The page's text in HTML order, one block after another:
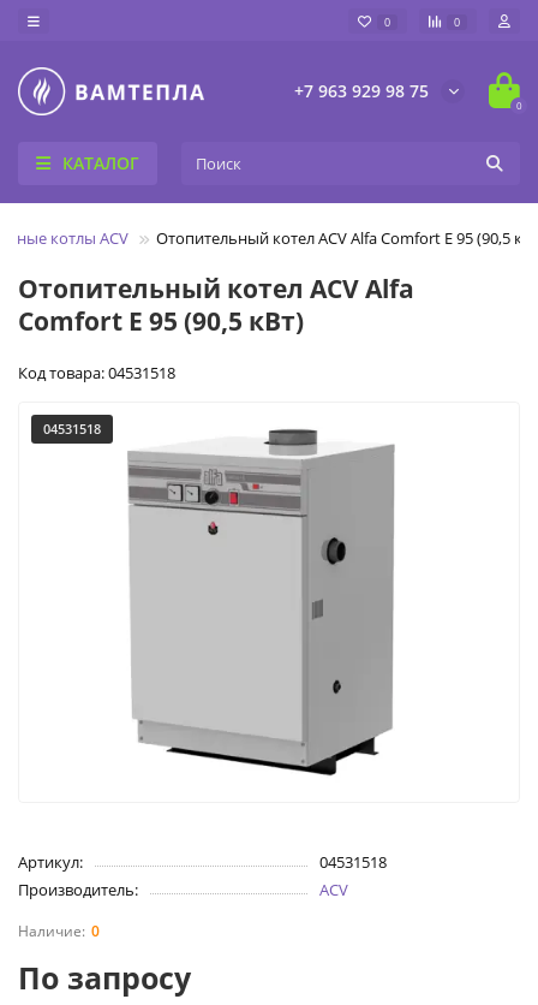
0 0
+7 963 929 98 75
0
КАТАЛОГ
котлы ACV Отопительный котел ACV Alfa Comfort E 95 (90,5
Отопительный котел ACV Alfa
Comfort E 95 (90,5 кВт)
Код товара: 04531518
04531518
Артикул:
04531518
Производитель:
ACV
0
По запросу